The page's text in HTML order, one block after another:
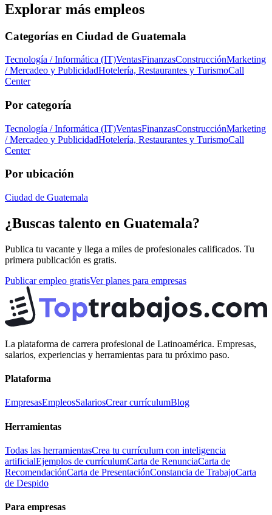
Explorar más empleos
Categorías en Ciudad de Guatemala
Tecnología / Informática (IT)VentasFinanzasConstrucciónMarketing
/ Mercadeo y PublicidadHotelería, Restaurantes y TurismoCall
Center
Por categoría
Tecnología / Informática (IT)VentasFinanzasConstrucciónMarketing
/ Mercadeo y PublicidadHotelería, Restaurantes y TurismoCall
Center
Por ubicación
Ciudad de Guatemala
¿Buscas talento en Guatemala?
Publica tu vacante y llega a miles de profesionales calificados. Tu
primera publicación es gratis.
Publicar empleo gratisVer planes para empresas
La plataforma de carrera profesional de Latinoamérica. Empresas,
salarios, experiencias y herramientas para tu próximo paso.
Plataforma
EmpresasEmpleosSalariosCrear currículumBlog
Herramientas
Todas las herramientasCrea tu currículum con inteligencia
artificialEjemplos de currículumCarta de RenunciaCarta de
RecomendaciónCarta de PresentaciónConstancia de TrabajoCarta
de Despido
Para empresas